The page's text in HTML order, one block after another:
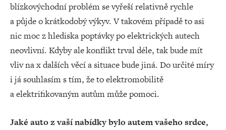
blízkovýchodní problém se vyřeší relativně rychle
a půjde o krátkodobý výkyv. V takovém případě to asi
nic moc z hlediska poptávky po elektrických autech
neovlivní. Kdyby ale konflikt trval déle, tak bude mít
vliv na x dalších věcí a situace bude jiná. Do určité míry
i já souhlasím s tím, že to elektromobilitě
a elektrifikovaným autům může pomoci.
Jaké auto z vaší nabídky bylo autem vašeho srdce,